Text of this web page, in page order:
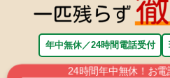
年中無休／24時間電話受付
24時間年中無休！お電